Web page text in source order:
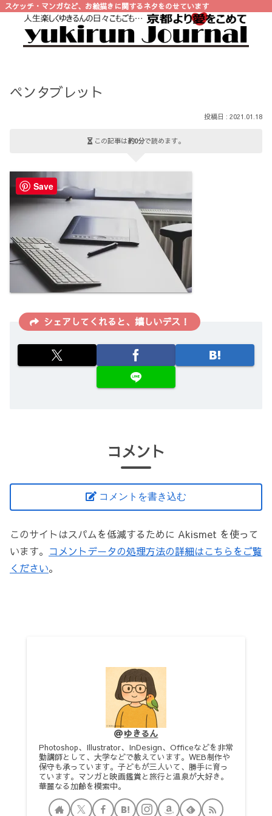
スケッチ・マンガなど、お絵描きに関するネタをのせています
ペンタブレット
2021.01.18
この記事は約0分で読めます。
シェアしてくれると、嬉しいデス！
コメント
コメントを書き込む
このサイトはスパムを低減するために Akismet を使って
います。 コメントデータの処理方法の詳細はこちらをご覧
ください。
ゆきるん
Photoshop、Illustrator、InDesign、Officeなどを非常
勤講師として、大学などで教えています。WEB制作や
保守も承っています。子どもが三人いて、勝手に育っ
ています。マンガと映画鑑賞と旅行と温泉が大好き。
華麗なる加齢を模索中。
Save